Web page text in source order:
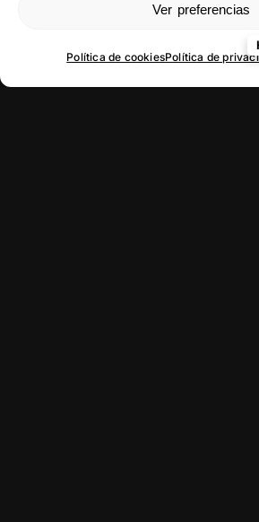
Ver preferencias
Política de cookiesPolítica de